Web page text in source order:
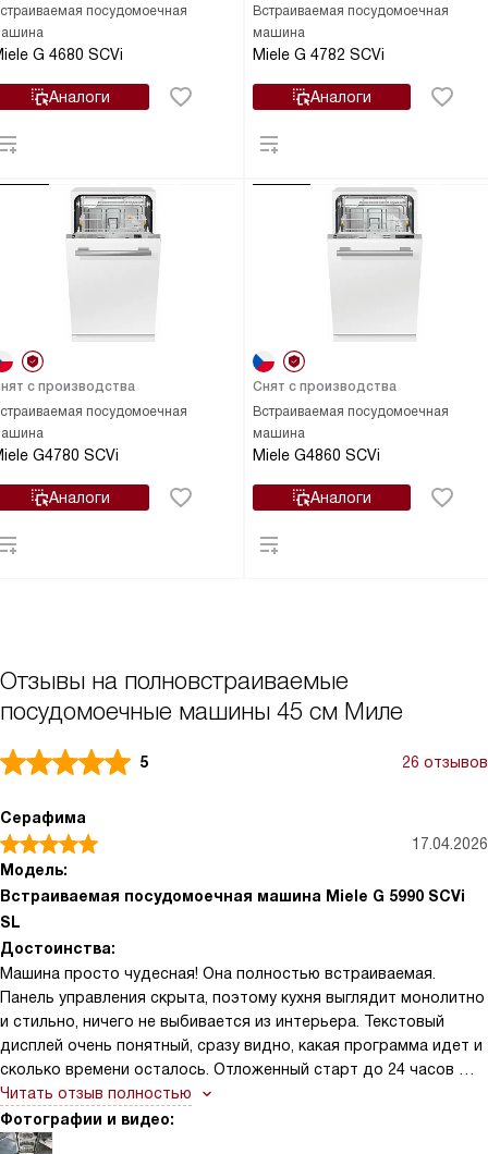
посудомоечная
G 4680 SCVi
Аналоги
Встраиваемая посудомоечная
машина
Miele G 4782 SCVi
Аналоги
посудомоечная
G4780 SCVi
с производства
Аналоги
Встраиваемая посудомоечная
машина
Miele G4860 SCVi
Снят с производства
Аналоги
Отзывы на полновстраиваемые
посудомоечные машины 45 см Миле
5 26 отзывов
Серафима
17.04.2026
Модель:
Встраиваемая посудомоечная машина Miele G 5990 SCVi
SL
Достоинства:
Машина просто чудесная! Она полностью встраиваемая.
Панель управления скрыта, поэтому кухня выглядит монолитно
и стильно, ничего не выбивается из интерьера. Текстовый
дисплей очень понятный, сразу видно, какая программа идет и
сколько времени осталось. Отложенный старт до 24 часов —
мое спасение, ставлю загрузку на ночь по ночному тарифу.
Конденсационная сушка работает отлично, никаких разводов
на бокалах.
Читать отзыв полностью
Фотографии и видео: